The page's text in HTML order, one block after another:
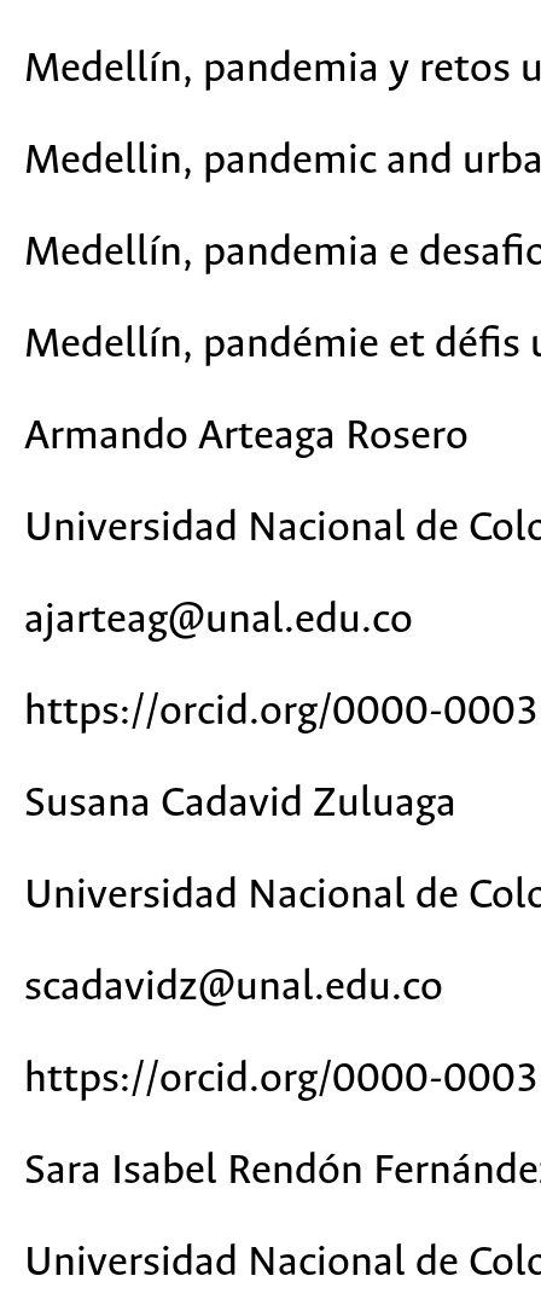
Medellín, pandemia y retos
Medellin, pandemic and
Medellín, pandemia e
Medellín, pandémie et défis
Armando Arteaga Rosero
Universidad Nacional de
ajarteag@unal.edu.co
https://orcid.org/0000-
Susana Cadavid Zuluaga
Universidad Nacional de
scadavidz@unal.edu.co
https://orcid.org/0000-
Sara Isabel Rendón
Universidad Nacional de